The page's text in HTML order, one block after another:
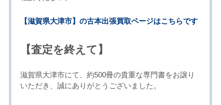
【滋賀県大津市】の古本出張買取ページはこちらです
【査定を終えて】
滋賀県大津市にて、約500冊の貴重な専門書をお譲り
いただき、誠にありがとうございました。